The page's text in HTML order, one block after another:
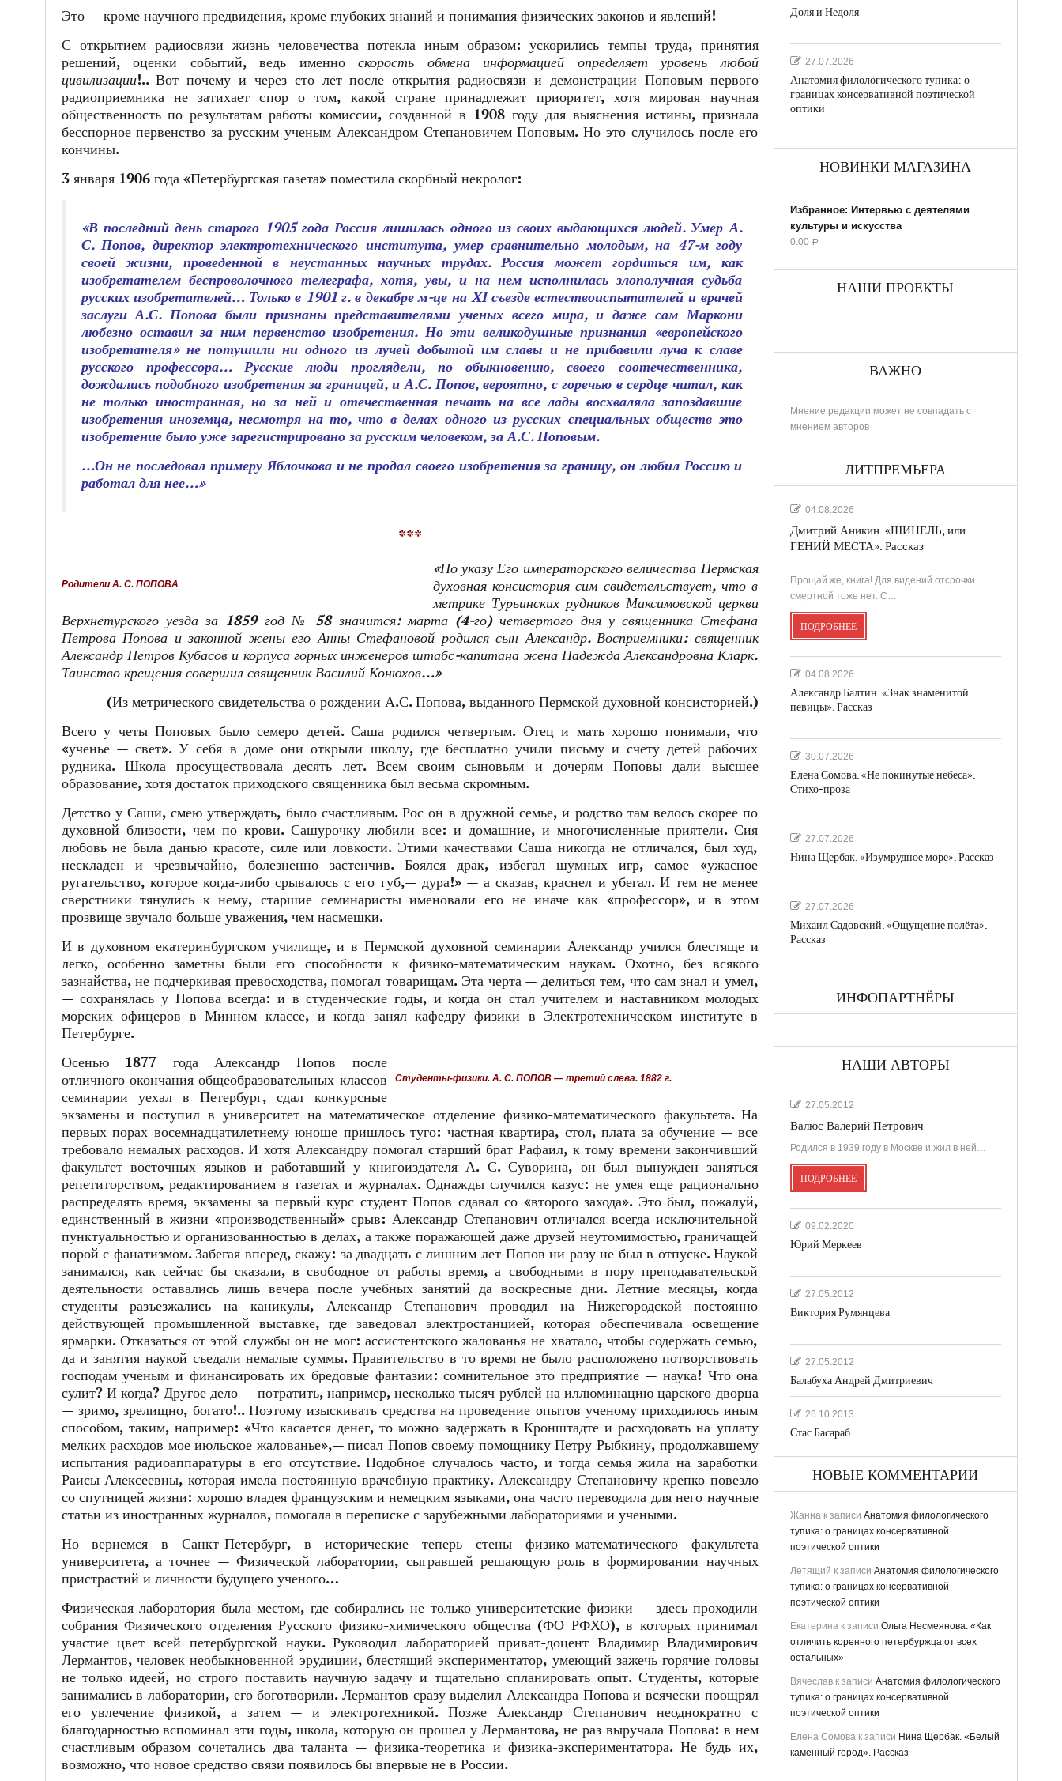
Это — кроме научного предвидения, кроме глубоких знаний и понимания физических законов и явлений!
С открытием радиосвязи жизнь человечества потекла иным образом: ускорились темпы труда, принятия
решений, оценки событий, ведь именно скорость обмена информацией определяет уровень любой
цивилизации!.. Вот почему и через сто лет после открытия радиосвязи и демонстрации Поповым первого
радиоприемника не затихает спор о том, какой стране принадлежит приоритет, хотя мировая научная
общественность по результатам работы комиссии, созданной в 1908 году для выяснения истины, признала
бесспорное первенство за русским ученым Александром Степановичем Поповым. Но это случилось после его
кончины.
3 января 1906 года «Петербургская газета» поместила скорбный некролог:
«В последний день старого 1905 года Россия лишилась одного из своих выдающихся людей. Умер А.
С. Попов, директор электротехнического института, умер сравнительно молодым, на 47‑м году
своей жизни, проведенной в неустанных научных трудах. Россия может гордиться им, как
изобретателем беспроволочного телеграфа, хотя, увы, и на нем исполнилась злополучная судьба
русских изобретателей… Только в 1901 г. в декабре м-це на XI съезде естествоиспытателей и врачей
заслуги А.С. Попова были признаны представителями ученых всего мира, и даже сам Маркони
любезно оставил за ним первенство изобретения. Но эти великодушные признания «европейского
изобретателя» не потушили ни одного из лучей добытой им славы и не прибавили луча к славе
русского профессора… Русские люди проглядели, по обыкновению, своего соотечественника,
дождались подобного изобретения за границей, и А.С. Попов, вероятно, с горечью в сердце читал, как
не только иностранная, но за ней и отечественная печать на все лады восхваляла запоздавшие
изобретения иноземца, несмотря на то, что в делах одного из русских специальных обществ это
изобретение было уже зарегистрировано за русским человеком, за А.С. Поповым.
…Он не последовал примеру Яблочкова и не продал своего изобретения за границу, он любил Россию и
работал для нее…»
***
Родители А. С. ПОПОВА
«По указу Его императорского величества Пермская
духовная консистория сим свидетельствует, что в
метрике Турьинских рудников Максимовской церкви
Верхнетурского уезда за 1859 год № 58 значится: марта (4‑го) четвертого дня у священника Стефана
Петрова Попова и законной жены его Анны Стефановой родился сын Александр. Восприемники: священник
Александр Петров Кубасов и корпуса горных инженеров штабс-капитана жена Надежда Александровна Кларк.
Таинство крещения совершил священник Василий Конюхов…»
(Из метрического свидетельства о рождении А.С. Попова, выданного Пермской духовной консисторией.)
Всего у четы Поповых было семеро детей. Саша родился четвертым. Отец и мать хорошо понимали, что
«ученье — свет». У себя в доме они открыли школу, где бесплатно учили письму и счету детей рабочих
рудника. Школа просуществовала десять лет. Всем своим сыновьям и дочерям Поповы дали высшее
образование, хотя достаток приходского священника был весьма скромным.
Детство у Саши, смею утверждать, было счастливым. Рос он в дружной семье, и родство там велось скорее по
духовной близости, чем по крови. Сашурочку любили все: и домашние, и многочисленные приятели. Сия
любовь не была данью красоте, силе или ловкости. Этими качествами Саша никогда не отличался, был худ,
нескладен и чрезвычайно, болезненно застенчив. Боялся драк, избегал шумных игр, самое «ужасное
ругательство, которое когда-либо срывалось с его губ,— дура!» — а сказав, краснел и убегал. И тем не менее
сверстники тянулись к нему, старшие семинаристы именовали его не иначе как «профессор», и в этом
прозвище звучало больше уважения, чем насмешки.
И в духовном екатеринбургском училище, и в Пермской духовной семинарии Александр учился блестяще и
легко, особенно заметны были его способности к физико-математическим наукам. Охотно, без всякого
зазнайства, не подчеркивая превосходства, помогал товарищам. Эта черта — делиться тем, что сам знал и умел,
— сохранялась у Попова всегда: и в студенческие годы, и когда он стал учителем и наставником молодых
морских офицеров в Минном классе, и когда занял кафедру физики в Электротехническом институте в
Петербурге.
Студенты-физики. А. С. ПОПОВ — третий слева. 1882 г.
Осенью 1877 года Александр Попов после
отличного окончания общеобразовательных классов
семинарии уехал в Петербург, сдал конкурсные
экзамены и поступил в университет на математическое отделение физико-математического факультета. На
первых порах восемнадцатилетнему юноше пришлось туго: частная квартира, стол, плата за обучение — все
требовало немалых расходов. И хотя Александру помогал старший брат Рафаил, к тому времени закончивший
факультет восточных языков и работавший у книгоиздателя А. С. Суворина, он был вынужден заняться
репетиторством, редактированием в газетах и журналах. Однажды случился казус: не умея еще рационально
распределять время, экзамены за первый курс студент Попов сдавал со «второго захода». Это был, пожалуй,
единственный в жизни «производственный» срыв: Александр Степанович отличался всегда исключительной
пунктуальностью и организованностью в делах, а также поражающей даже друзей неутомимостью, граничащей
порой с фанатизмом. Забегая вперед, скажу: за двадцать с лишним лет Попов ни разу не был в отпуске. Наукой
занимался, как сейчас бы сказали, в свободное от работы время, а свободными в пору преподавательской
деятельности оставались лишь вечера после учебных занятий да воскресные дни. Летние месяцы, когда
студенты разъезжались на каникулы, Александр Степанович проводил на Нижегородской постоянно
действующей промышленной выставке, где заведовал электростанцией, которая обеспечивала освещение
ярмарки. Отказаться от этой службы он не мог: ассистентского жалованья не хватало, чтобы содержать семью,
да и занятия наукой съедали немалые суммы. Правительство в то время не было расположено потворствовать
господам ученым и финансировать их бредовые фантазии: сомнительное это предприятие — наука! Что она
сулит? И когда? Другое дело — потратить, например, несколько тысяч рублей на иллюминацию царского дворца
— зримо, зрелищно, богато!.. Поэтому изыскивать средства на проведение опытов ученому приходилось иным
способом, таким, например: «Что касается денег, то можно задержать в Кронштадте и расходовать на уплату
мелких расходов мое июльское жалованье»,— писал Попов своему помощнику Петру Рыбкину, продолжавшему
испытания радиоаппаратуры в его отсутствие. Подобное случалось часто, и тогда семья жила на заработки
Раисы Алексеевны, которая имела постоянную врачебную практику. Александру Степановичу крепко повезло
со спутницей жизни: хорошо владея французским и немецким языками, она часто переводила для него научные
статьи из иностранных журналов, помогала в переписке с зарубежными лабораториями и учеными.
Но вернемся в Санкт-Петербург, в исторические теперь стены физико-математического факультета
университета, а точнее — Физической лаборатории, сыгравшей решающую роль в формировании научных
пристрастий и личности будущего ученого…
Физическая лаборатория была местом, где собирались не только университетские физики — здесь проходили
собрания Физического отделения Русского физико-химического общества (ФО РФХО), в которых принимал
участие цвет всей петербургской науки. Руководил лабораторией приват-доцент Владимир Владимирович
Лермантов, человек необыкновенной эрудиции, блестящий экспериментатор, умеющий зажечь горячие головы
не только идеей, но строго поставить научную задачу и тщательно спланировать опыт. Студенты, которые
занимались в лаборатории, его боготворили. Лермантов сразу выделил Александра Попова и всячески поощрял
его увлечение физикой, а затем — и электротехникой. Позже Александр Степанович неоднократно с
благодарностью вспоминал эти годы, школа, которую он прошел у Лермантова, не раз выручала Попова: в нем
счастливым образом сочетались два таланта — физика-теоретика и физика-экспериментатора. Не будь их,
возможно, что новое средство связи появилось бы впервые не в России.
Доля и Недоля
27.07.2026
Анатомия филологического тупика: о
границах консервативной поэтической
оптики
НОВИНКИ МАГАЗИНА
Избранное: Интервью с деятелями
культуры и искусства
0.00 Р
НАШИ ПРОЕКТЫ
ВАЖНО
Мнение редакции может не совпадать с
мнением авторов
ЛИТПРЕМЬЕРА
04.08.2026
Дмитрий Аникин. «ШИНЕЛЬ, или
ГЕНИЙ МЕСТА». Рассказ
Прощай же, книга! Для видений отсрочки
смертной тоже нет. С…
ПОДРОБНЕЕ
04.08.2026
Александр Балтин. «Знак знаменитой
певицы». Рассказ
30.07.2026
Елена Сомова. «Не покинутые небеса».
Стихо-проза
27.07.2026
Нина Щербак. «Изумрудное море». Рассказ
27.07.2026
Михаил Садовский. «Ощущение полёта».
Рассказ
ИНФОПАРТНЁРЫ
НАШИ АВТОРЫ
27.05.2012
Валюс Валерий Петрович
Родился в 1939 году в Москве и жил в ней…
ПОДРОБНЕЕ
09.02.2020
Юрий Меркеев
27.05.2012
Виктория Румянцева
27.05.2012
Балабуха Андрей Дмитриевич
26.10.2013
Стас Басараб
НОВЫЕ КОММЕНТАРИИ
Жаннак записи Анатомия филологического
тупика: о границах консервативной
поэтической оптики
Летящий к записи Анатомия филологического
тупика: о границах консервативной
поэтической оптики
Екатеринак записи Ольга Несмеянова. «Как
отличить коренного петербуржца от всех
остальных»
Вячеславк записи Анатомия филологического
тупика: о границах консервативной
поэтической оптики
Елена Сомовак записи Нина Щербак. «Белый
каменный город». Рассказ